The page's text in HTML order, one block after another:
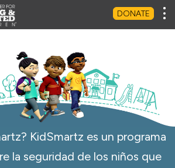
DONATE
KidSmartz es un programa
la seguridad de los niños que